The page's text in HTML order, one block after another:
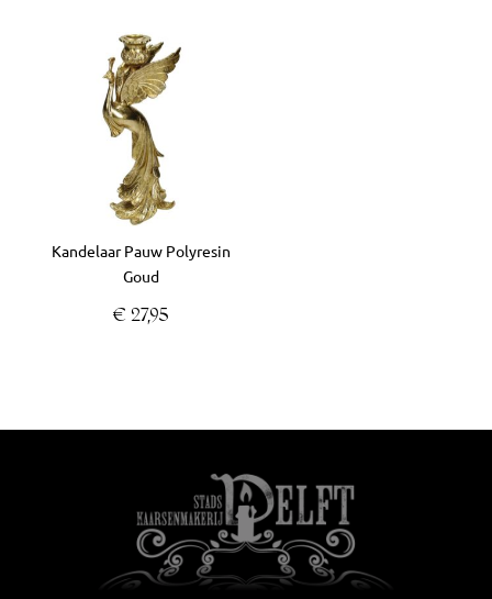
Kandelaar Pauw Polyresin
Goud
€ 27,95